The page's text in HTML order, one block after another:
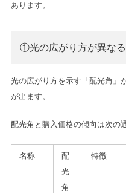
あります。
①光の広がり方が異なる
光の広がり方を示す「配光角」
が出ます。
配光角と購入価格の傾向は次の
名称
配
光
角
特徴